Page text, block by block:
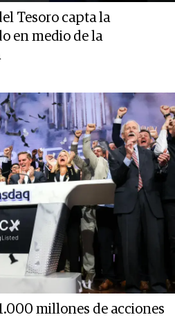
Tesoro capta la
en medio de la
millones de acciones